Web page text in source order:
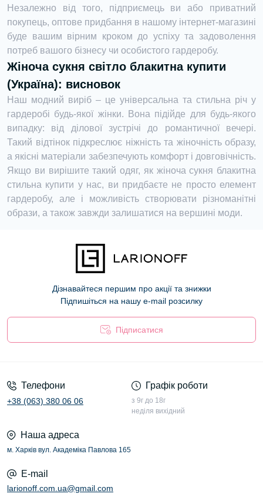
Незалежно від того, підприємець ви або приватний
покупець, оптове придбання в нашому інтернет-магазині
буде вашим вірним кроком до успіху та задоволення
потреб вашого бізнесу чи особистого гардеробу.
Жіноча сукня світло блакитна купити
(Україна): висновок
Наш модний виріб – це універсальна та стильна річ у
гардеробі будь-якої жінки. Вона підійде для будь-якого
випадку: від ділової зустрічі до романтичної вечері.
Такий відтінок підкреслює ніжність та жіночність образу,
а якісні матеріали забезпечують комфорт і довговічність.
Якщо ви вирішите такий одяг, як жіноча сукня блакитна
стильна купити у нас, ви придбаєте не просто елемент
гардеробу, але і можливість створювати різноманітні
образи, а також завжди залишатися на вершині моди.
Дізнавайтеся першим про акції та знижки
Підпишіться на нашу e-mail розсилку
Підписатися
Телефони
+38 (063) 380 06 06
Графік роботи
з 9г до 18г
неділя вихідний
Наша адреса
м. Харків вул. Академіка Павлова 165
E-mail
larionoff.com.ua@gmail.com